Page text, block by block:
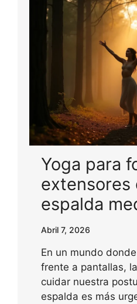
Yoga para
extensores
espalda
Abril 7, 2026
En un mundo
frente a pantallas,
cuidar nuestra
espalda es más